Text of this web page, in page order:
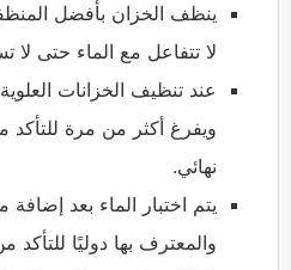
ينظف الخزان بأفضل
لا تتفاعل مع الماء حتى لا
عند تنظيف الخزانات
ويفرغ أكثر من مرة
نهائي.
يتم اختبار الماء بعد إضافة
والمعترف بها دوليًا